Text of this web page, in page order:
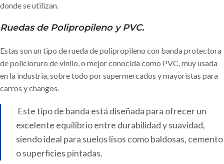
donde se utilizan.
Ruedas de Polipropileno y PVC.
Estas son un tipo de rueda de polipropileno con banda protectora
de policloruro de vinilo, o mejor conocida como PVC, muy usada
en la industria, sobre todo por supermercados y mayoristas para
carros y changos.
Este tipo de banda está diseñada para ofrecer un
excelente equilibrio entre durabilidad y suavidad,
siendo ideal para suelos lisos como baldosas, cemento
o superficies pintadas.